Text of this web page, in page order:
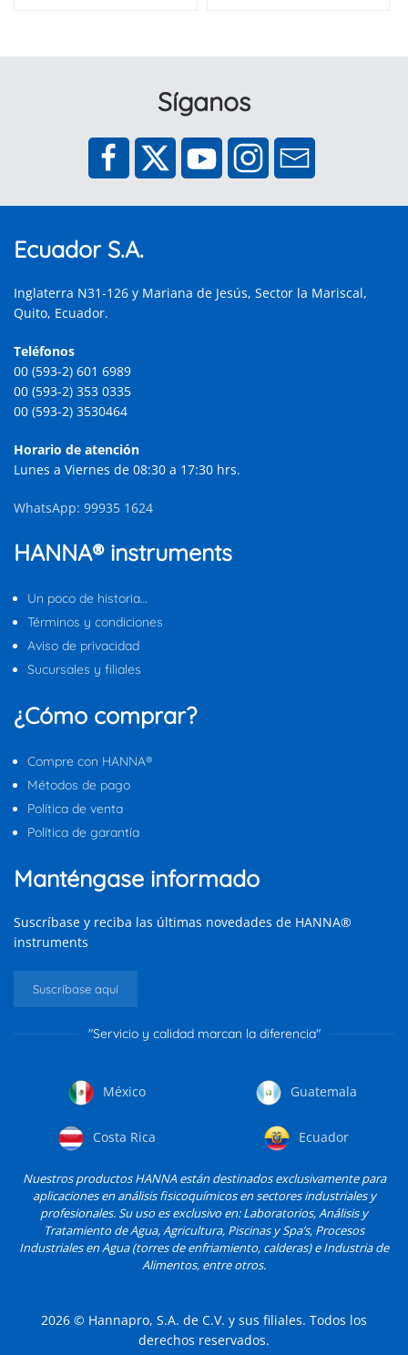
Síganos
Ecuador S.A.
Inglaterra N31-126 y Mariana de Jesús, Sector la Mariscal,
Quito, Ecuador.
Teléfonos
00 (593-2) 601 6989
00 (593-2) 353 0335
00 (593-2) 3530464
Horario de atención
Lunes a Viernes de 08:30 a 17:30 hrs.
WhatsApp: 99935 1624
HANNA® instruments
Un poco de historia…
Términos y condiciones
Aviso de privacidad
Sucursales y filiales
¿Cómo comprar?
Compre con HANNA®
Métodos de pago
Política de venta
Política de garantía
Manténgase informado
Suscríbase y reciba las últimas novedades de HANNA®
instruments
Suscríbase aquí
"Servicio y calidad marcan la diferencia"
México Guatemala
Costa Rica Ecuador
Nuestros productos HANNA están destinados exclusivamente para
aplicaciones en análisis fisicoquímicos en sectores industriales y
profesionales. Su uso es exclusivo en: Laboratorios, Análisis y
Tratamiento de Agua, Agricultura, Piscinas y Spa’s, Procesos
Industriales en Agua (torres de enfriamiento, calderas) e Industria de
Alimentos, entre otros.
2026 © Hannapro, S.A. de C.V. y sus filiales. Todos los
derechos reservados.